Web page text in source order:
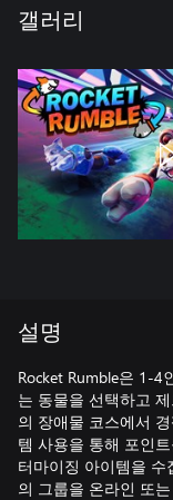
갤러리
설명
Rocket Rumble은 1-4
는 동물을 선택하고
의 장애물 코스에서
템 사용을 통해 포인
터마이징 아이템을
의 그룹을 온라인 또